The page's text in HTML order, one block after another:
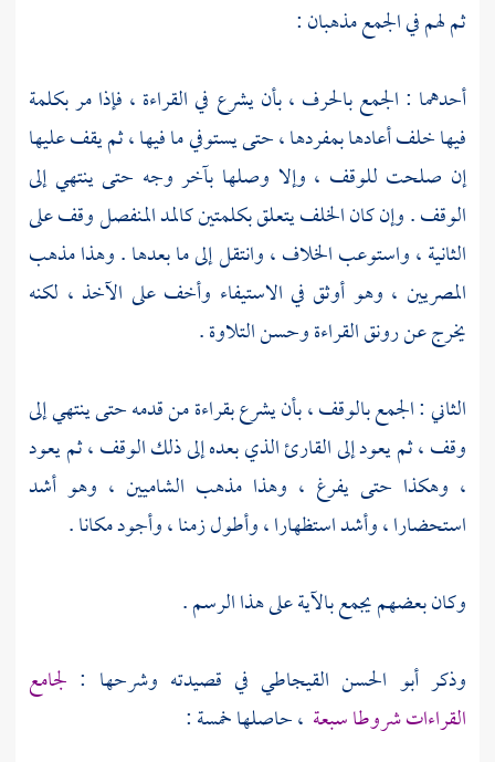
ثم لهم في الجمع مذهبان :
أحدهما : الجمع بالحرف ، بأن يشرع في القراءة ، فإذا مر بكلمة
فيها خلف أعادها بمفردها ، حتى يستوفي ما فيها ، ثم يقف عليها
إن صلحت للوقف ، وإلا وصلها بآخر وجه حتى ينتهي إلى
الوقف . وإن كان الخلف يتعلق بكلمتين كالمد المنفصل وقف على
الثانية ، واستوعب الخلاف ، وانتقل إلى ما بعدها . وهذا مذهب
المصريين ، وهو أوثق في الاستيفاء وأخف على الآخذ ، لكنه
يخرج عن رونق القراءة وحسن التلاوة .
الثاني : الجمع بالوقف ، بأن يشرع بقراءة من قدمه حتى ينتهي إلى
وقف ، ثم يعود إلى القارئ الذي بعده إلى ذلك الوقف ، ثم يعود
، وهكذا حتى يفرغ ، وهذا مذهب الشاميين ، وهو أشد
استحضارا ، وأشد استظهارا ، وأطول زمنا ، وأجود مكانا .
وكان بعضهم يجمع بالآية على هذا الرسم .
وذكرأبو الحسن القيجاطي في قصيدته وشرحها : لجامع
القراءات شروطا سبعة ، حاصلها خمسة :